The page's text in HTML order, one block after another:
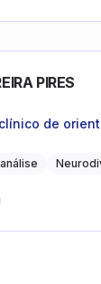
PIRES
de